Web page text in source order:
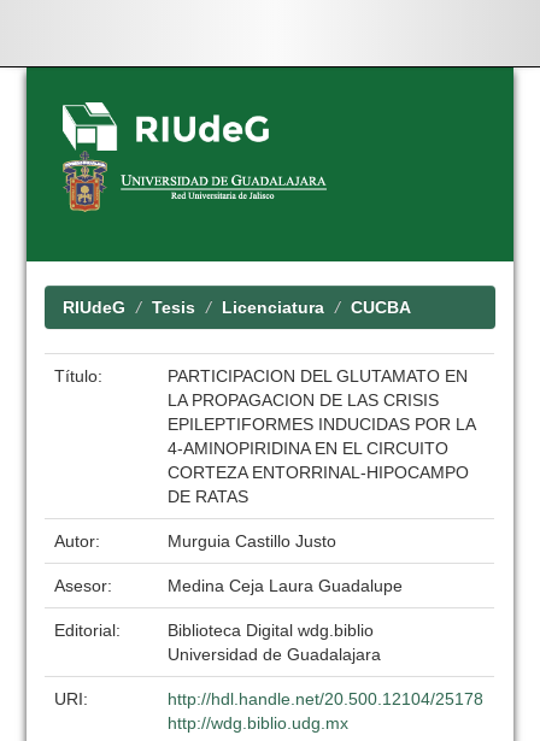
Skip
navigation
RIUdeG Tesis Licenciatura CUCBA
Título:
PARTICIPACION DEL GLUTAMATO EN
LA PROPAGACION DE LAS CRISIS
EPILEPTIFORMES INDUCIDAS POR LA
4-AMINOPIRIDINA EN EL CIRCUITO
CORTEZA ENTORRINAL-HIPOCAMPO
DE RATAS
Autor: Murguia Castillo Justo
Asesor: Medina Ceja Laura Guadalupe
Editorial:
Biblioteca Digital wdg.biblio
Universidad de Guadalajara
URI:
http://hdl.handle.net/20.500.12104/25178
http://wdg.biblio.udg.mx